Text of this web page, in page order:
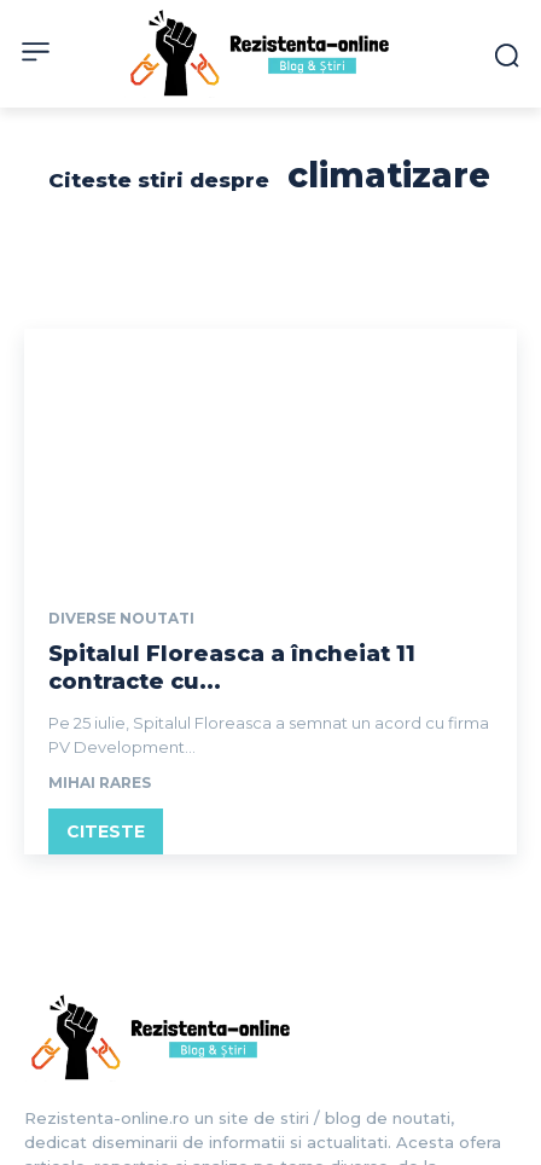
Citeste stiri despre climatizare
DIVERSE NOUTATI
Spitalul Floreasca a încheiat 11
contracte cu...
Pe 25 iulie, Spitalul Floreasca a semnat un acord cu firma
PV Development...
MIHAI RARES
CITESTE
Rezistenta-online.ro un site de stiri / blog de noutati,
dedicat diseminarii de informatii si actualitati. Acesta ofera